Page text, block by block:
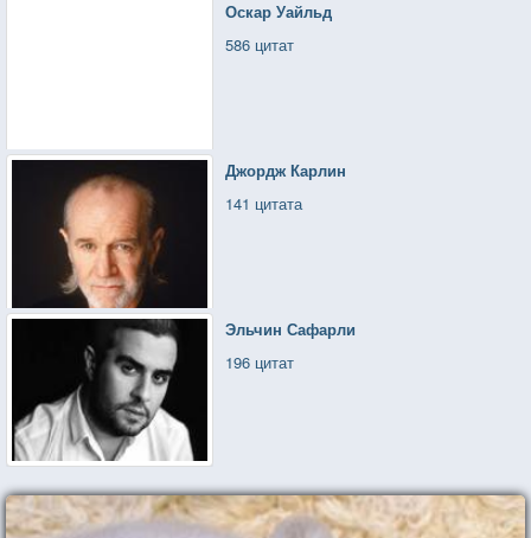
Оскар Уайльд
586 цитат
Джордж Карлин
141 цитата
Эльчин Сафарли
196 цитат